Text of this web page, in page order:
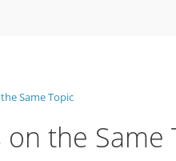
Same Topic
on the Same